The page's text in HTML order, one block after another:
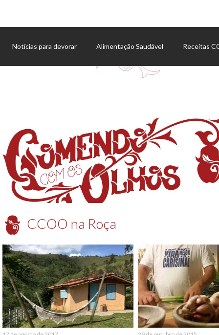
Notícias para devorar Alimentação Saudável Receitas
CCOO na Roça